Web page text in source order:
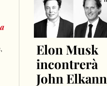
Elon Musk
incontrerà
John Elkann